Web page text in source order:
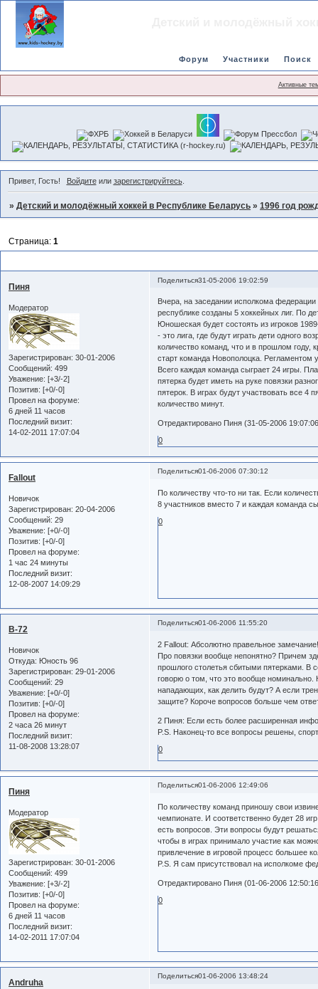
Форум Участники Поиск
Активные
Привет, Гость! Войдитеили зарегистрируйтесь.
»Детский и молодёжный хоккей в Республике Беларусь »1996 год
Страница:1
Поделиться31-05-2006 19:02:59
Пиня
Модератор
Зарегистрирован: 30-01-2006
Сообщений: 499
Уважение: [+3/-2]
Позитив: [+0/-0]
Провел на форуме:
6 дней 11 часов
Последний визит:
14-02-2011 17:07:04
Вчера, на заседании исполкома
республике созданы 5 хоккейных лиг. По
Юношеская будет состоять из игроков
- это лига, где будут играть дети одного
количество команд, что и в прошлом году,
старт команда Новополоцка. Регламентом
Всего каждая команда сыграет 24 игры.
пятерка будет иметь на руке повязки
пятерок. В играх будут участвовать все 4
количество минут.
Отредактировано Пиня (31-05-2006
0
Поделиться01-06-2006 07:30:12
Fallout
Новичок
Зарегистрирован: 20-04-2006
Сообщений: 29
Уважение: [+0/-0]
Позитив: [+0/-0]
Провел на форуме:
1 час 24 минуты
Последний визит:
12-08-2007 14:09:29
По количеству что-то ни так. Если
8 участников вместо 7 и каждая команда
0
Поделиться01-06-2006 11:55:20
B-72
Новичок
Откуда: Юность 96
Зарегистрирован: 29-01-2006
Сообщений: 29
Уважение: [+0/-0]
Позитив: [+0/-0]
Провел на форуме:
2 часа 26 минут
Последний визит:
11-08-2008 13:28:07
2 Fallout: Абсолютно правельное
Про повязки вообще непонятно? Причем
прошлого столетья сбитыми пятерками. В
говорю о том, что это вообще
нападающих, как делить будут? А если
защите? Короче вопросов больше чем
2 Пиня: Если есть более расширенная
P.S. Наконец-то все вопросы решены,
0
Поделиться01-06-2006 12:49:06
Пиня
Модератор
Зарегистрирован: 30-01-2006
Сообщений: 499
Уважение: [+3/-2]
Позитив: [+0/-0]
Провел на форуме:
6 дней 11 часов
Последний визит:
14-02-2011 17:07:04
По количеству команд приношу свои
чемпионате. И соответственно будет 28
есть вопросов. Эти вопросы будут
чтобы в играх принимало участие как
привлечение в игровой процесс большее
P.S. Я сам присутствовал на исполкоме
Отредактировано Пиня (01-06-2006
0
Поделиться01-06-2006 13:48:24
Andruha